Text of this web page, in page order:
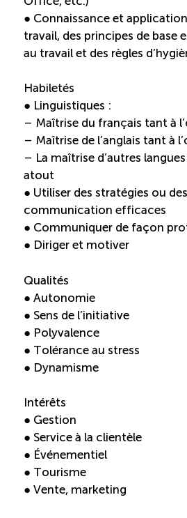
● Connaissance et
travail, des principes de base
au travail et des règles
Habiletés
● Linguistiques :
– Maîtrise du français tant à
– Maîtrise de l’anglais tant à
– La maîtrise d’autres
atout
● Utiliser des stratégies ou
communication efficaces
● Communiquer de façon
● Diriger et motiver
Qualités
● Autonomie
● Sens de l’initiative
● Polyvalence
● Tolérance au stress
● Dynamisme
Intérêts
● Gestion
● Service à la clientèle
● Événementiel
● Tourisme
● Vente, marketing